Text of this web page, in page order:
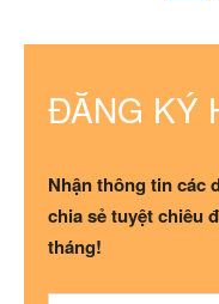
ĐĂNG KÝ
Nhận thông tin các
chia sẻ tuyệt chiêu
tháng!